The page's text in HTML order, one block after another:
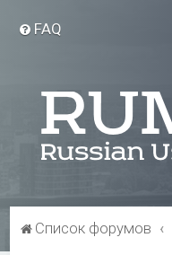
FAQ
Список форумов